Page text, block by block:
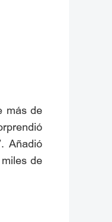
más de
Añadió
de